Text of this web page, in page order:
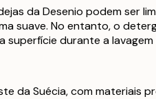
da Desenio podem ser
suave. No entanto, o
superfície durante a
da Suécia, com materiais